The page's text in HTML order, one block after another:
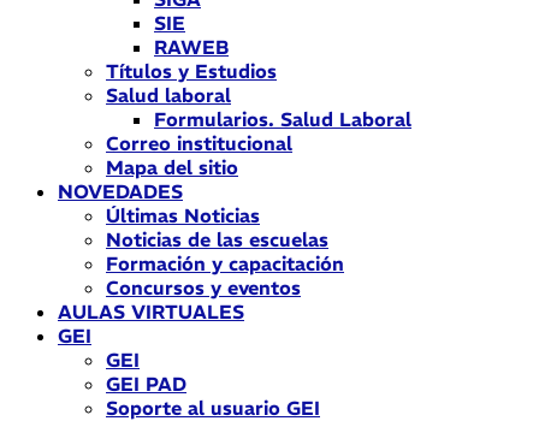
SIE
RAWEB
Títulos y Estudios
Salud laboral
Formularios. Salud Laboral
Correo institucional
Mapa del sitio
NOVEDADES
Últimas Noticias
Noticias de las escuelas
Formación y capacitación
Concursos y eventos
AULAS VIRTUALES
GEI
GEI
GEI PAD
Soporte al usuario GEI